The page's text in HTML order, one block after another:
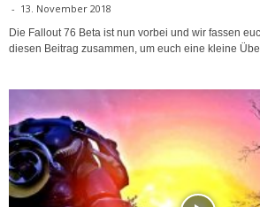
- 13. November 2018
Die Fallout 76 Beta ist nun vorbei und wir fassen
diesen Beitrag zusammen, um euch eine kleine